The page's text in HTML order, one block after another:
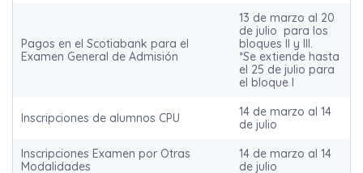
Pagos en el Scotiabank para el
Examen General de Admisión
13 de marzo al 20
de julio para los
bloques II y III.
*Se extiende hasta
el 25 de julio para
el bloque I
Inscripciones de alumnos CPU
14 de marzo al 14
de julio
Inscripciones Examen por Otras
Modalidades
14 de marzo al 14
de julio